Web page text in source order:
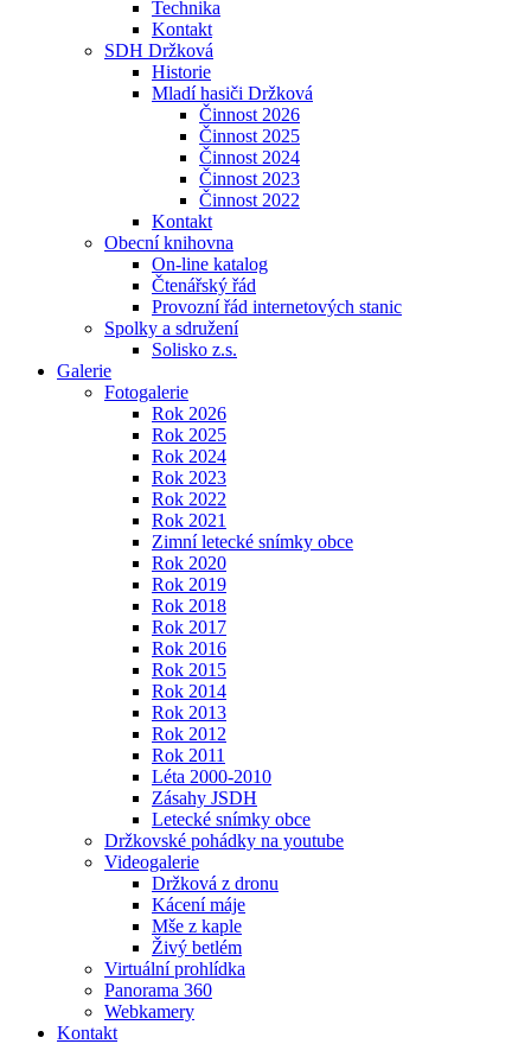
Technika
Kontakt
SDH Držková
Historie
Mladí hasiči Držková
Činnost 2026
Činnost 2025
Činnost 2024
Činnost 2023
Činnost 2022
Kontakt
Obecní knihovna
On-line katalog
Čtenářský řád
Provozní řád internetových stanic
Spolky a sdružení
Solisko z.s.
Galerie
Fotogalerie
Rok 2026
Rok 2025
Rok 2024
Rok 2023
Rok 2022
Rok 2021
Zimní letecké snímky obce
Rok 2020
Rok 2019
Rok 2018
Rok 2017
Rok 2016
Rok 2015
Rok 2014
Rok 2013
Rok 2012
Rok 2011
Léta 2000-2010
Zásahy JSDH
Letecké snímky obce
Držkovské pohádky na youtube
Videogalerie
Držková z dronu
Kácení máje
Mše z kaple
Živý betlém
Virtuální prohlídka
Panorama 360
Webkamery
Kontakt